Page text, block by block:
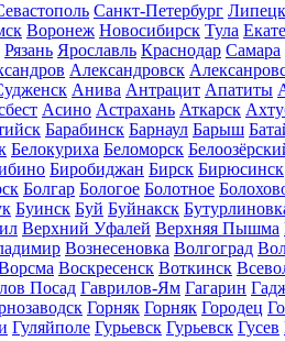
Санкт-Петербург Липецк
Воронеж Новосибирск Тула
Рязань Ярославль Краснодар Самара
Александровск
Анива Антрацит Апатиты
Асино Астрахань Аткарск
Барабинск Барнаул Барыш
Белокуриха Беломорск
Биробиджан Бирск Бирюсинск
Болгар Бологое Болотное
Буинск Буй Буйнакск
Верхний Уфалей Верхняя Пышма
Вознесеновка Волгоград
Воскресенск Воткинск
Посад Гаврилов-Ям Гагарин
Горняк Горняк Городец
Гуляйполе Гурьевск Гурьевск Гусев